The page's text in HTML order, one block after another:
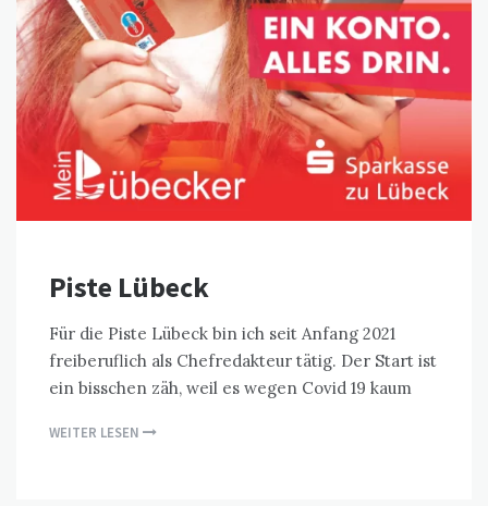
Piste Lübeck
Für die Piste Lübeck bin ich seit Anfang 2021
freiberuflich als Chefredakteur tätig. Der Start ist
ein bisschen zäh, weil es wegen Covid 19 kaum
WEITER LESEN